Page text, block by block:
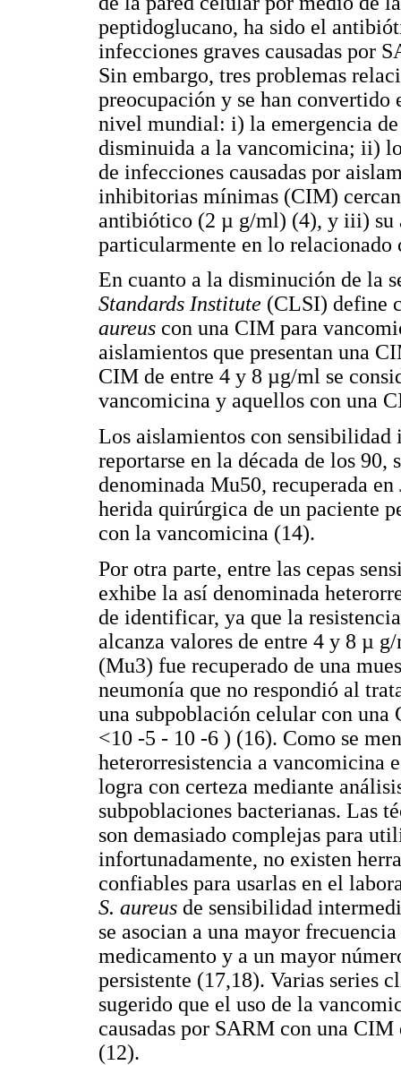
peptidoglucano, ha sido el
infecciones graves causadas por
Sin embargo, tres problemas
preocupación y se han convertido
nivel mundial: i) la emergencia
disminuida a la vancomicina; ii)
de infecciones causadas por
inhibitorias mínimas (CIM)
antibiótico (2 µ g/ml) (4), y iii) su
particularmente en lo
En cuanto a la disminución de la
Standards Institute (CLSI) define
aureus con una CIM para
aislamientos que presentan una
CIM de entre 4 y 8 µg/ml se
vancomicina y aquellos con una
Los aislamientos con
reportarse en la década de los
denominada Mu50, recuperada
herida quirúrgica de un paciente
con la vancomicina (14).
Por otra parte, entre las cepas
exhibe la así denominada
de identificar, ya que la
alcanza valores de entre 4 y 8 µ
(Mu3) fue recuperado de una
neumonía que no respondió al
una subpoblación celular con
<10 -5 - 10 -6 ) (16). Como se
heterorresistencia a vancomicina
logra con certeza mediante
subpoblaciones bacterianas. Las
son demasiado complejas para
infortunadamente, no existen
confiables para usarlas en el
S. aureus de sensibilidad
se asocian a una mayor
medicamento y a un mayor
persistente (17,18). Varias series
sugerido que el uso de la
causadas por SARM con una
(12).